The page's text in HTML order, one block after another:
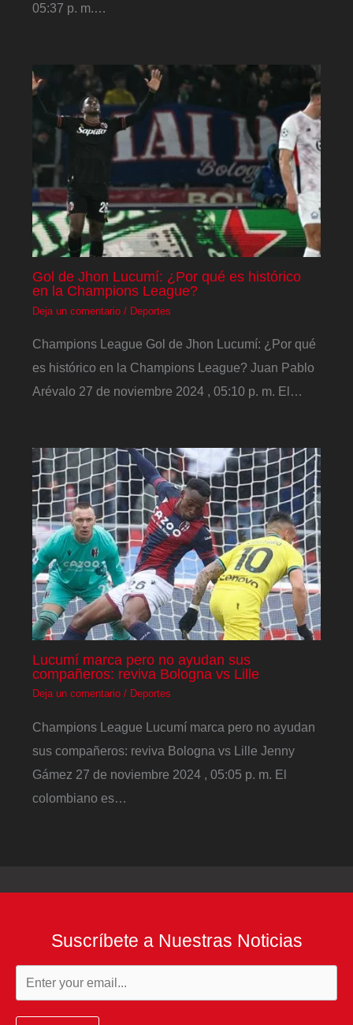
05:37 p. m.…
Gol de Jhon Lucumí: ¿Por qué es histórico
en la Champions League?
Deja un comentario / Deportes
Champions League Gol de Jhon Lucumí: ¿Por qué
es histórico en la Champions League? Juan Pablo
Arévalo 27 de noviembre 2024 , 05:10 p. m. El…
Lucumí marca pero no ayudan sus
compañeros: reviva Bologna vs Lille
Deja un comentario / Deportes
Champions League Lucumí marca pero no ayudan
sus compañeros: reviva Bologna vs Lille Jenny
Gámez 27 de noviembre 2024 , 05:05 p. m. El
colombiano es…
Suscríbete a Nuestras Noticias